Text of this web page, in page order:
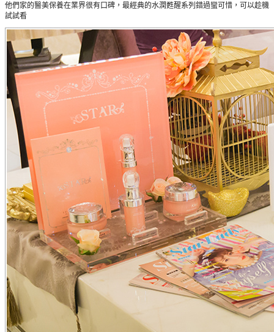
他們家的醫美保養在業界很有口碑，最經典的水潤甦醒系列錯過蠻可惜，可以趁機
試試看